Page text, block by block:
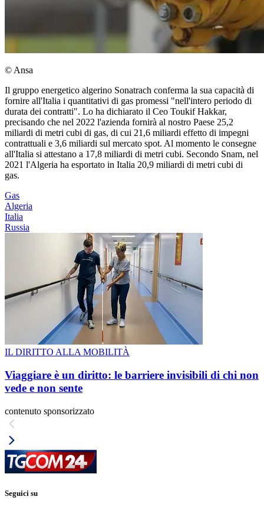
© Ansa
Il gruppo energetico algerino Sonatrach conferma la sua capacità di
fornire all'Italia i quantitativi di gas promessi "nell'intero periodo di
durata dei contratti". Lo ha dichiarato il Ceo Toukif Hakkar,
precisando che nel 2022 l'azienda fornirà al nostro Paese 25,2
miliardi di metri cubi di gas, di cui 21,6 miliardi effetto di impegni
contrattuali e 3,6 miliardi sul mercato spot. Al momento le consegne
all'Italia si attestano a 17,8 miliardi di metri cubi. Secondo Snam, nel
2021 l'Algeria ha esportato in Italia 20,9 miliardi di metri cubi di
gas.
Gas
Algeria
Italia
Russia
IL DIRITTO ALLA MOBILITÀ
Viaggiare è un diritto: le barriere invisibili di chi non
vede e non sente
contenuto sponsorizzato
Seguici su